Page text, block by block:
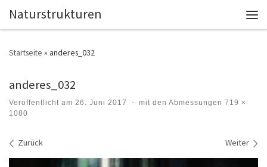
Zum Inhalt springen
Naturstrukturen
Startseite » anderes_032
anderes_032
Veröffentlicht am 26. Juni 2017 - mit den Abmessungen 719 ×
1080
Bilder Navigation
Zurück Weiter